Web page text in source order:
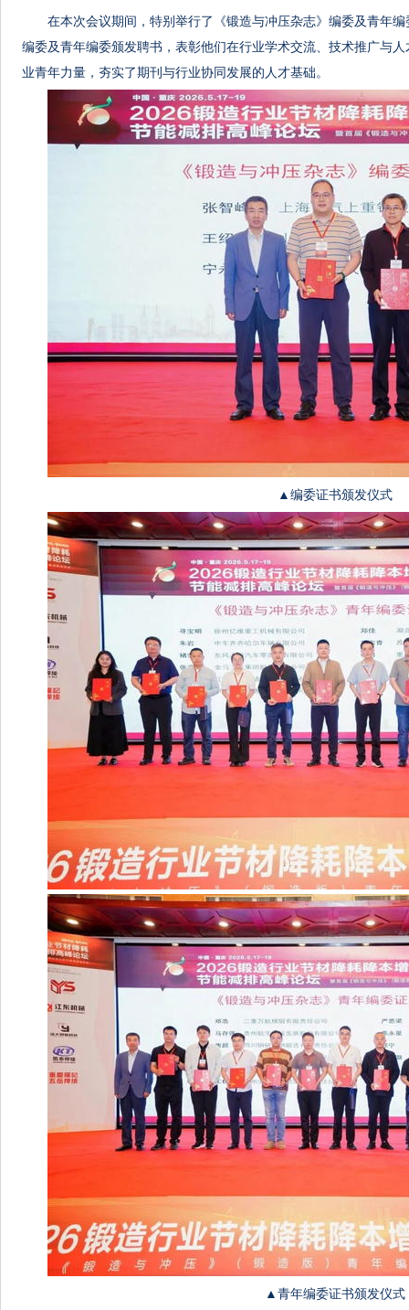
在本次会议期间，特别举行了《锻造与冲压杂志》编委及青年
编委及青年编委颁发聘书，表彰他们在行业学术交流、技术推广与
业青年力量，夯实了期刊与行业协同发展的人才基础。
▲编委证书颁发仪式
▲青年编委证书颁发仪式